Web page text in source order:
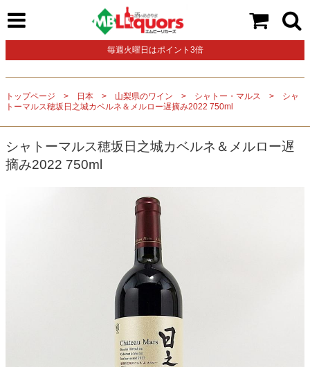
毎週火曜日はポイント3倍
トップページ 日本 山梨県のワイン シャトー・マルス
シャ
トーマルス穂坂日之城カベルネ＆メルロー遅摘み2022 750ml
シャトーマルス穂坂日之城カベルネ＆メルロー遅
摘み2022 750ml